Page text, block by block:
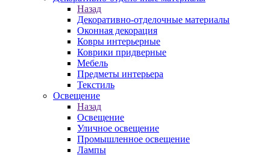
Назад
Декоративно-отделочные материалы
Оконная декорация
Ковры интерьерные
Коврики придверные
Мебель
Предметы интерьера
Текстиль
Освещение
Назад
Освещение
Уличное освещение
Промышленное освещение
Лампы